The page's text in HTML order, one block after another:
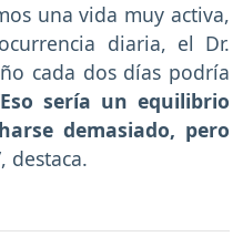
una vida muy activa,
diaria, el Dr.
cada dos días podría
Eso sería un equilibrio
demasiado, pero
destaca.